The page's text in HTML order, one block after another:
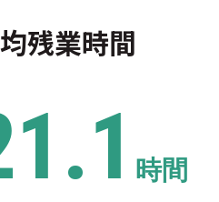
残業時間
時間